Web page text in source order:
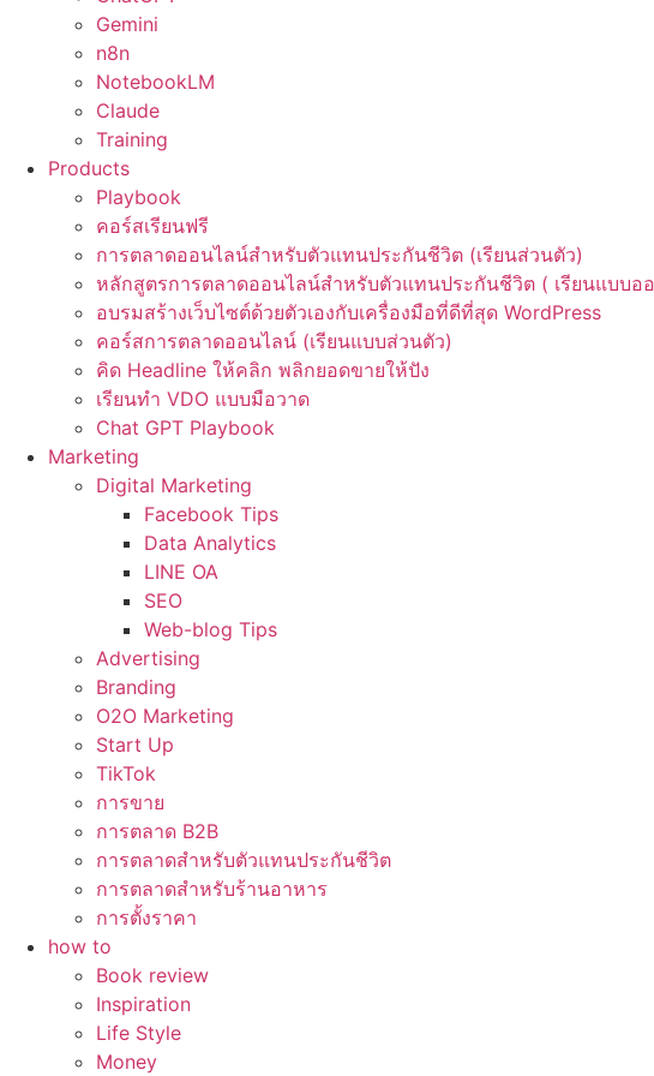
Gemini
n8n
NotebookLM
Claude
Training
Products
Playbook
คอร์สเรียนฟรี
การตลาดออนไลน์สำหรับตัวแทนประกันชีวิต (เรียนส่วนตัว)
หลักสูตรการตลาดออนไลน์สำหรับตัวแทนประกันชีวิต ( เรียนแบบอ
อบรมสร้างเว็บไซต์ด้วยตัวเองกับเครื่องมือที่ดีที่สุด WordPress
คอร์สการตลาดออนไลน์ (เรียนแบบส่วนตัว)
คิด Headline ให้คลิก พลิกยอดขายให้ปัง
เรียนทำ VDO แบบมือวาด
Chat GPT Playbook
Marketing
Digital Marketing
Facebook Tips
Data Analytics
LINE OA
SEO
Web-blog Tips
Advertising
Branding
O2O Marketing
Start Up
TikTok
การขาย
การตลาด B2B
การตลาดสำหรับตัวแทนประกันชีวิต
การตลาดสำหรับร้านอาหาร
การตั้งราคา
how to
Book review
Inspiration
Life Style
Money